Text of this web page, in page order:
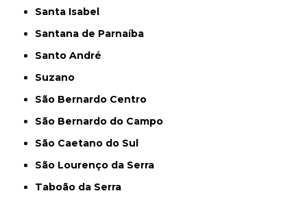
Santa Isabel
Santana de Parnaíba
Santo André
Suzano
São Bernardo Centro
São Bernardo do Campo
São Caetano do Sul
São Lourenço da Serra
Taboão da Serra